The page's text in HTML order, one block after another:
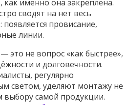
как именно она закреплена.
сводят на нет весь
провисание,
линии.
это не вопрос «как быстрее»,
и долговечности.
регулярно
светом, уделяют монтажу не
самой продукции.